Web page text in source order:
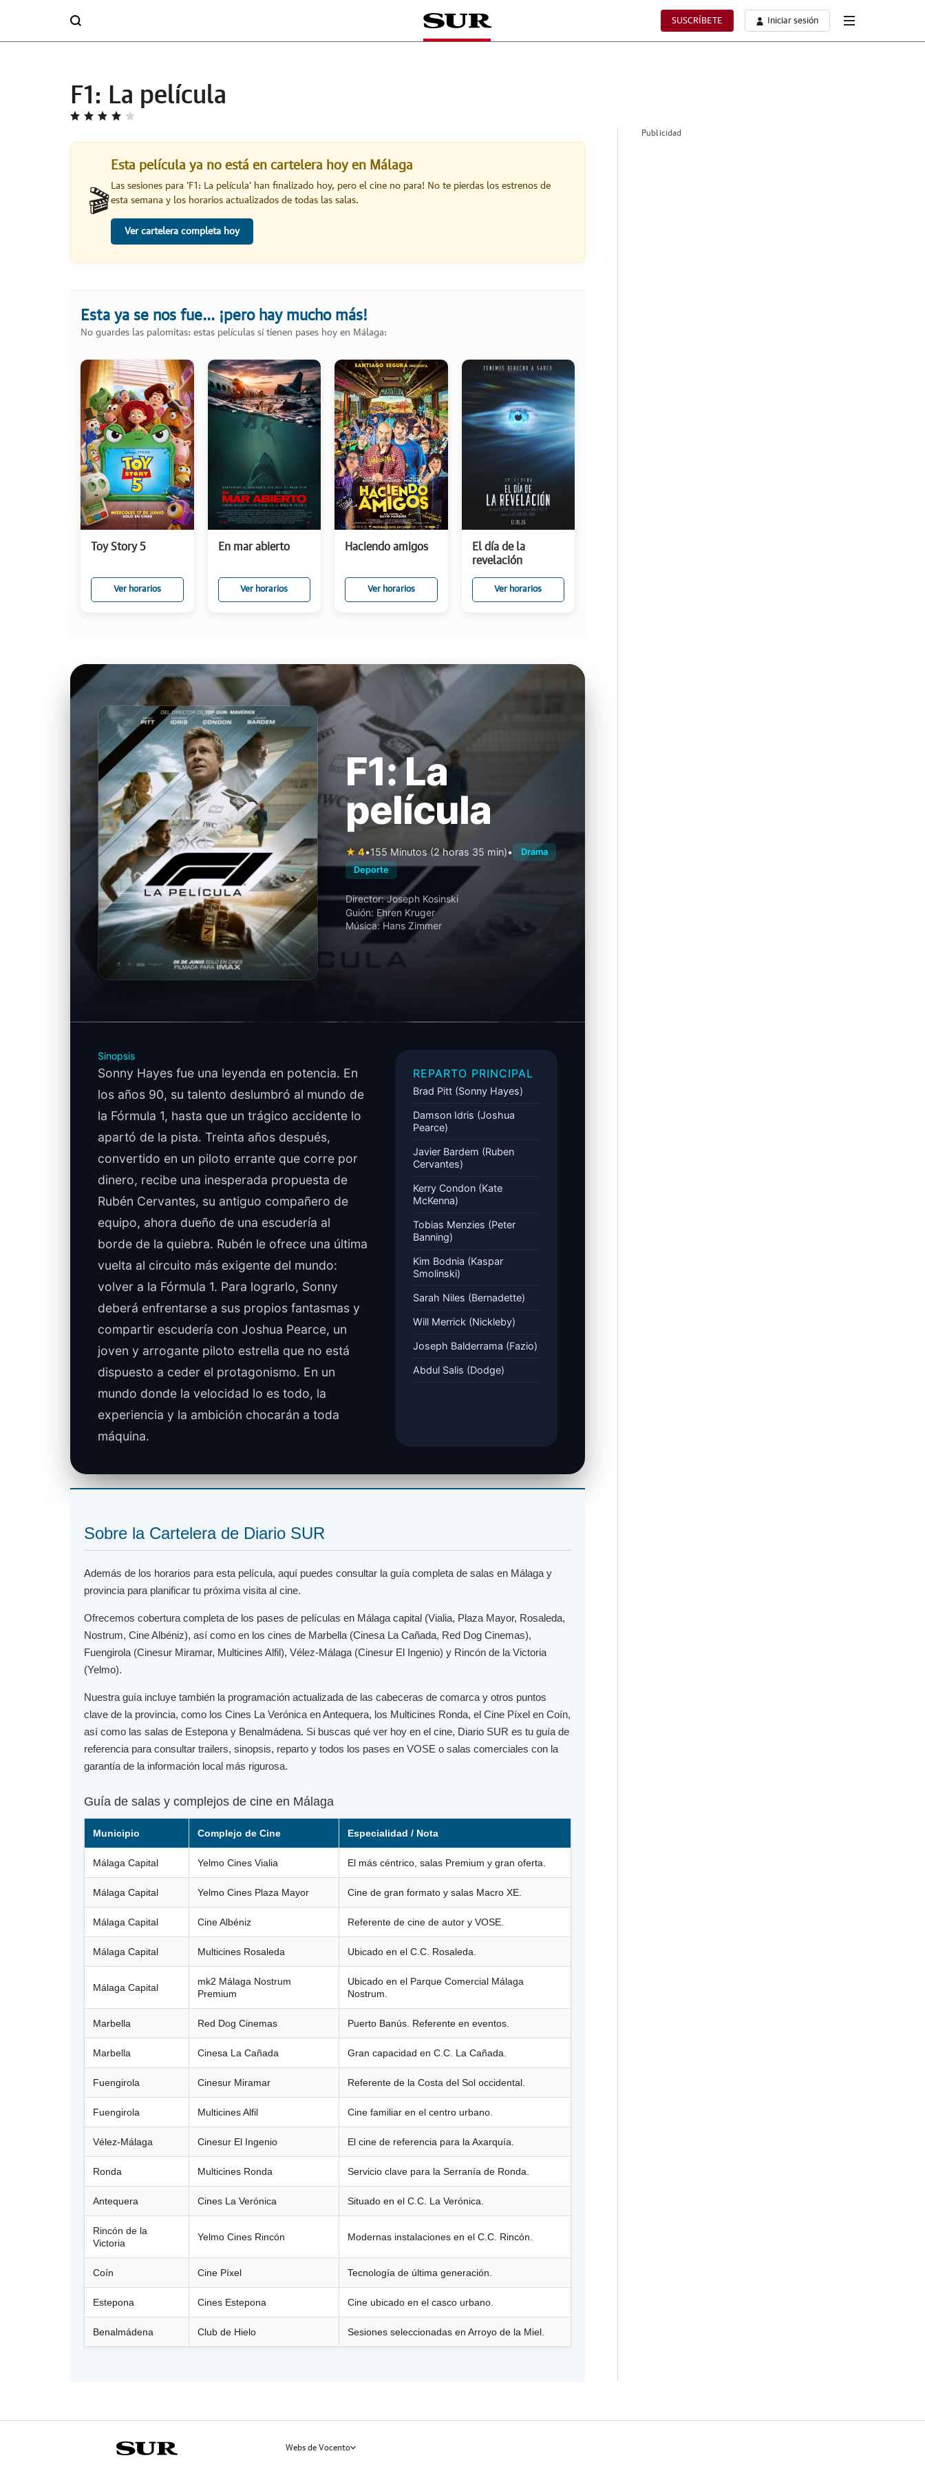
SUSCRÍBETE Iniciar sesión
F1: La película
🎬
Esta película ya no está en cartelera hoy en Málaga
Las sesiones para 'F1: La película' han finalizado hoy, pero el cine no para! No te pierdas los estrenos de
esta semana y los horarios actualizados de todas las salas.
Ver cartelera completa hoy
Esta ya se nos fue... ¡pero hay mucho más!
No guardes las palomitas: estas películas sí tienen pases hoy en Málaga:
Toy Story 5
Ver horarios
En mar abierto
Ver horarios
Haciendo amigos
Ver horarios
El día de la
revelación
Ver horarios
F1: La
película
★ 4•155 Minutos (2 horas 35 min)•
Drama
Deporte
Director:Joseph Kosinski
Guión: Ehren Kruger
Música: Hans Zimmer
Sinopsis
Sonny Hayes fue una leyenda en potencia. En
los años 90, su talento deslumbró al mundo de
la Fórmula 1, hasta que un trágico accidente lo
apartó de la pista. Treinta años después,
convertido en un piloto errante que corre por
dinero, recibe una inesperada propuesta de
Rubén Cervantes, su antiguo compañero de
equipo, ahora dueño de una escudería al
borde de la quiebra. Rubén le ofrece una última
vuelta al circuito más exigente del mundo:
volver a la Fórmula 1. Para lograrlo, Sonny
deberá enfrentarse a sus propios fantasmas y
compartir escudería con Joshua Pearce, un
joven y arrogante piloto estrella que no está
dispuesto a ceder el protagonismo. En un
mundo donde la velocidad lo es todo, la
experiencia y la ambición chocarán a toda
máquina.
REPARTO PRINCIPAL
Brad Pitt (Sonny Hayes)
Damson Idris (Joshua
Pearce)
Javier Bardem (Ruben
Cervantes)
Kerry Condon (Kate
McKenna)
Tobias Menzies (Peter
Banning)
Kim Bodnia (Kaspar
Smolinski)
Sarah Niles (Bernadette)
Will Merrick (Nickleby)
Joseph Balderrama (Fazio)
Abdul Salis (Dodge)
Sobre la Cartelera de Diario SUR
Además de los horarios para esta película, aquí puedes consultar la guía completa de salas en Málaga y
provincia para planificar tu próxima visita al cine.
Ofrecemos cobertura completa de los pases de películas en Málaga capital (Vialia, Plaza Mayor, Rosaleda,
Nostrum, Cine Albéniz), así como en los cines de Marbella (Cinesa La Cañada, Red Dog Cinemas),
Fuengirola (Cinesur Miramar, Multicines Alfil), Vélez-Málaga (Cinesur El Ingenio) y Rincón de la Victoria
(Yelmo).
Nuestra guía incluye también la programación actualizada de las cabeceras de comarca y otros puntos
clave de la provincia, como los Cines La Verónica en Antequera, los Multicines Ronda, el Cine Píxel en Coín,
así como las salas de Estepona y Benalmádena. Si buscas qué ver hoy en el cine, Diario SUR es tu guía de
referencia para consultar trailers, sinopsis, reparto y todos los pases en VOSE o salas comerciales con la
garantía de la información local más rigurosa.
Guía de salas y complejos de cine en Málaga
Municipio Complejo de Cine Especialidad / Nota
Málaga Capital Yelmo Cines Vialia El más céntrico, salas Premium y gran oferta.
Málaga Capital Yelmo Cines Plaza Mayor Cine de gran formato y salas Macro XE.
Málaga Capital Cine Albéniz Referente de cine de autor y VOSE.
Málaga Capital Multicines Rosaleda Ubicado en el C.C. Rosaleda.
Málaga Capital
mk2 Málaga Nostrum
Premium
Ubicado en el Parque Comercial Málaga
Nostrum.
Marbella Red Dog Cinemas Puerto Banús. Referente en eventos.
Marbella Cinesa La Cañada Gran capacidad en C.C. La Cañada.
Fuengirola Cinesur Miramar Referente de la Costa del Sol occidental.
Fuengirola Multicines Alfil Cine familiar en el centro urbano.
Vélez-Málaga Cinesur El Ingenio El cine de referencia para la Axarquía.
Ronda Multicines Ronda Servicio clave para la Serranía de Ronda.
Antequera Cines La Verónica Situado en el C.C. La Verónica.
Rincón de la
Victoria
Yelmo Cines Rincón Modernas instalaciones en el C.C. Rincón.
Coín Cine Píxel Tecnología de última generación.
Estepona Cines Estepona Cine ubicado en el casco urbano.
Benalmádena Club de Hielo Sesiones seleccionadas en Arroyo de la Miel.
Publicidad
Webs de Vocento